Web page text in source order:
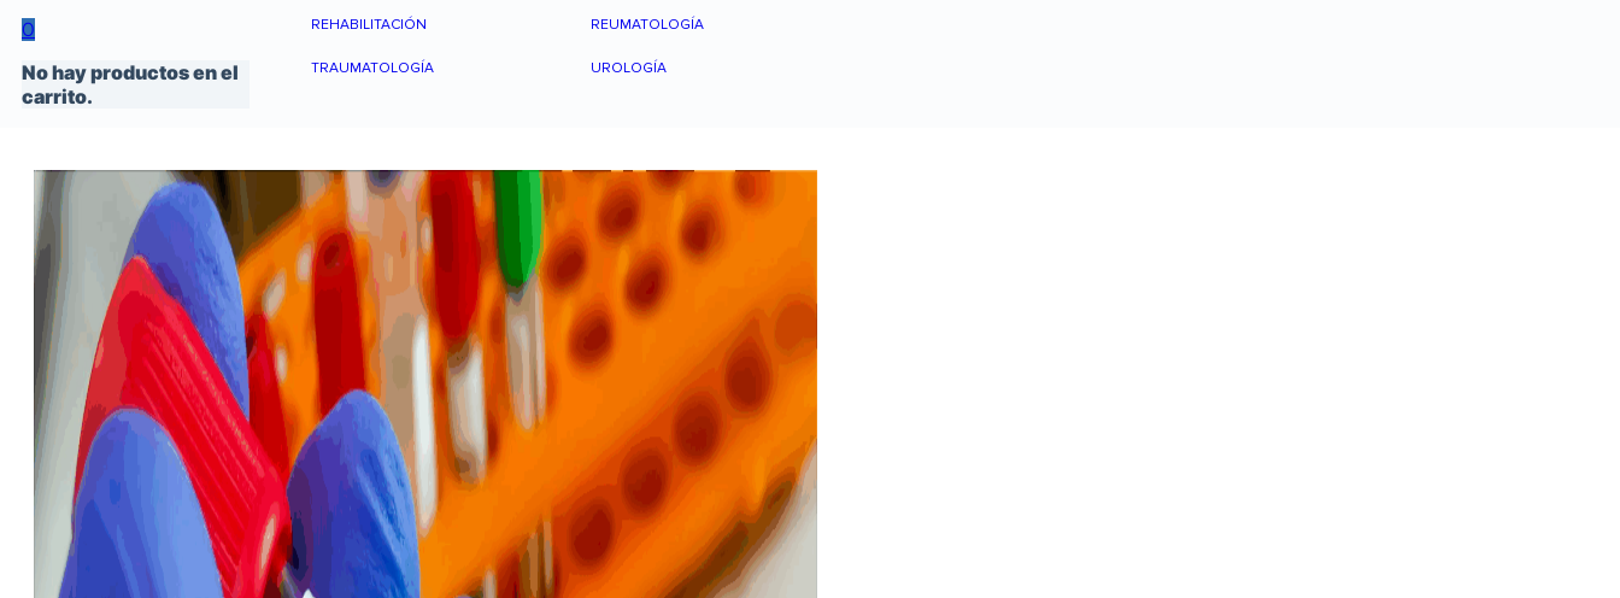
REHABILITACIÓN REUMATOLOGÍA
TRAUMATOLOGÍA UROLOGÍA
0
No hay productos en el
carrito.